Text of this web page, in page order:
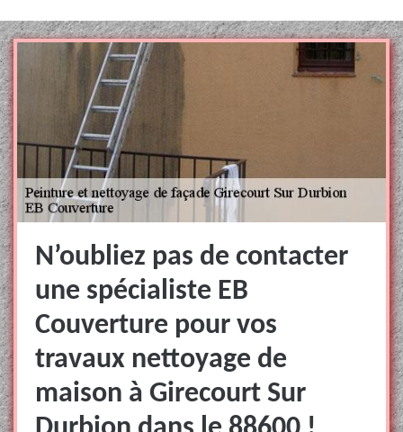
N’oubliez pas de contacter
une spécialiste EB
Couverture pour vos
travaux nettoyage de
maison à Girecourt Sur